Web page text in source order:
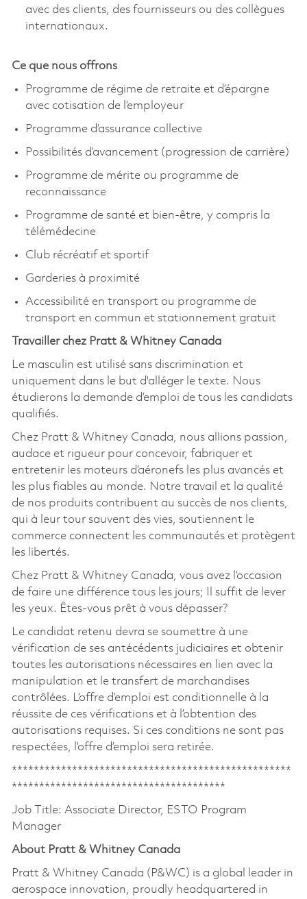
avec des clients, des fournisseurs ou des collègues
internationaux.
Ce que nous offrons
Programme de régime de retraite et d’épargne
avec cotisation de l’employeur
Programme d’assurance collective
Possibilités d’avancement (progression de carrière)
Programme de mérite ou programme de
reconnaissance
Programme de santé et bien-être, y compris la
télémédecine
Club récréatif et sportif
Garderies à proximité
Accessibilité en transport ou programme de
transport en commun et stationnement gratuit
Travailler chez Pratt & Whitney Canada
Le masculin est utilisé sans discrimination et
uniquement dans le but d'alléger le texte. Nous
étudierons la demande d’emploi de tous les candidats
qualifiés.
Chez Pratt & Whitney Canada, nous allions passion,
audace et rigueur pour concevoir, fabriquer et
entretenir les moteurs d’aéronefs les plus avancés et
les plus fiables au monde. Notre travail et la qualité
de nos produits contribuent au succès de nos clients,
qui à leur tour sauvent des vies, soutiennent le
commerce connectent les communautés et protègent
les libertés.
Chez Pratt & Whitney Canada, vous avez l’occasion
de faire une différence tous les jours; Il suffit de lever
les yeux. Êtes-vous prêt à vous dépasser?
Le candidat retenu devra se soumettre à une
vérification de ses antécédents judiciaires et obtenir
toutes les autorisations nécessaires en lien avec la
manipulation et le transfert de marchandises
contrôlées. L’offre d’emploi est conditionnelle à la
réussite de ces vérifications et à l’obtention des
autorisations requises. Si ces conditions ne sont pas
respectées, l’offre d’emploi sera retirée.
***************************************************
***************************************
Job Title: Associate Director, ESTO Program
Manager
About Pratt & Whitney Canada
Pratt & Whitney Canada (P&WC) is a global leader in
aerospace innovation, proudly headquartered in